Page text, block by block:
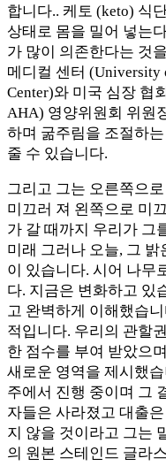
합니다.. 케토 (keto) 식
상태로 몸을 밀어 넣는
가 많이 의존한다는 것
메디컬 센터 (University
Center)와 미국 심장 협
AHA) 영양위원회 위원
하며 굶주림을 조절하
줄 수 있습니다.
그리고 그는 오른쪽으
미끄러 져 왼쪽으로 미
가 갈 때까지 우리가 그
미래 그러나 오늘, 그
이 있습니다. 시어 나무
다. 지금은 변화하고 있
고 완벽하게 이해했습
적입니다. 우리의 관할
한 점수를 부여 받았으
새로운 영역을 제시했
주에서 진행 중이며 그
자들은 사라졌고 대출
지 않을 것이라고 그는
의 원본 스테인드 글라